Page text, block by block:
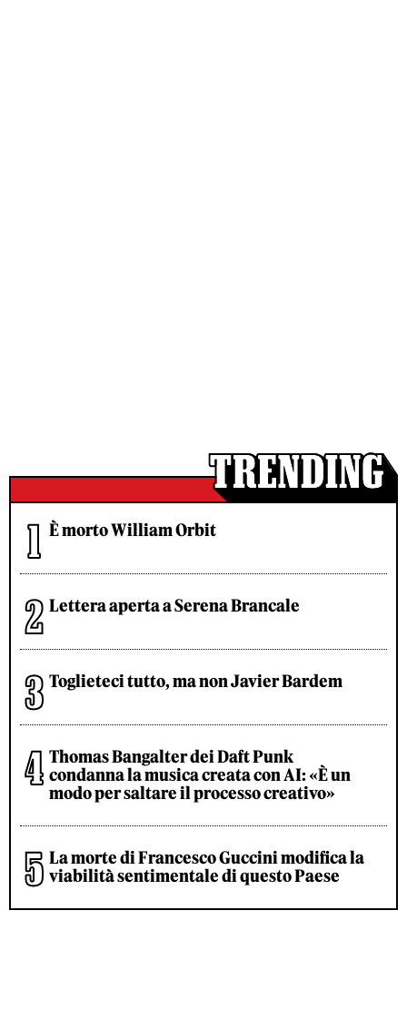
È morto William Orbit
Lettera aperta a Serena Brancale
Toglieteci tutto, ma non Javier Bardem
Thomas Bangalter dei Daft Punk
condanna la musica creata con AI: «È un
modo per saltare il processo creativo»
La morte di Francesco Guccini modifica la
viabilità sentimentale di questo Paese